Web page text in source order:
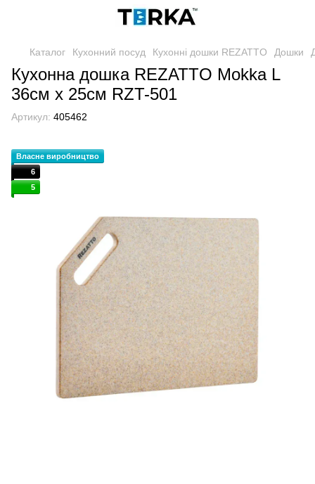
Каталог Кухонний посуд Кухонні дошки REZATTO Дошки
Кухонна дошка REZATTO Mokka L
36см х 25см RZT-501
Артикул: 405462
Власне виробництво
6
5